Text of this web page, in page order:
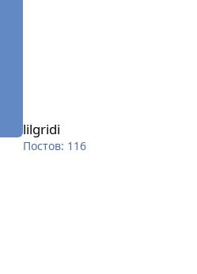
lilgridi
Постов: 116